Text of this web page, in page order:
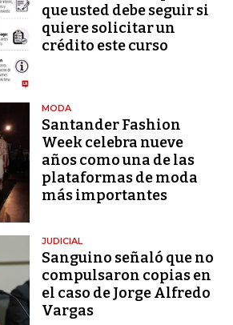
que usted debe seguir si
quiere solicitar un
crédito este curso
MODA
Santander Fashion
Week celebra nueve
años como una de las
plataformas de moda
más importantes
JUDICIAL
Sanguino señaló que no
compulsaron copias en
el caso de Jorge Alfredo
Vargas